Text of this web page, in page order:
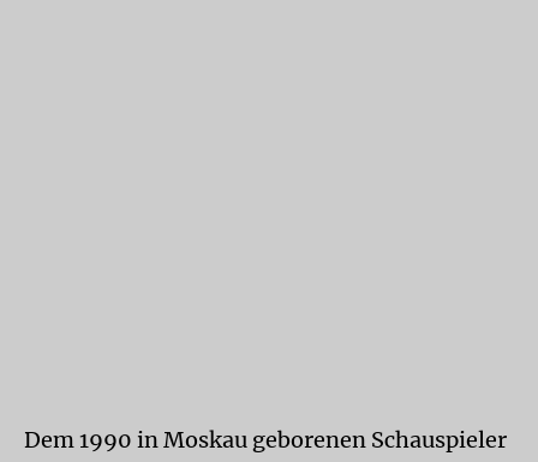
Dem 1990 in Moskau geborenen Schauspieler